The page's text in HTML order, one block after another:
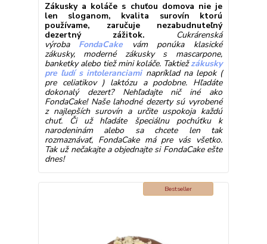
Zákusky a koláče s chuťou domova nie je
len sloganom, kvalita surovín ktorú
používame, zaručuje nezabudnuteľný
dezertný zážitok. Cukrárenská
výroba
FondaCake vám ponúka klasické
zákusky, moderné zákusky s mascarpone,
banketky alebo tiež mini koláče. Taktiežzákusky
pre ľudí s intoleranciaminapríklad na lepok (
pre celiatikov ) laktózu a podobne. Hľadáte
dokonalý dezert? Nehľadajte nič iné ako
FondaCake! Naše lahodné dezerty sú vyrobené
z najlepších surovín a určite uspokoja každú
chuť. Či už hľadáte špeciálnu pochúťku k
narodeninám alebo sa chcete len tak
rozmaznávať, FondaCake má pre vás všetko.
Tak už nečakajte a objednajte si FondaCake ešte
dnes!
Bestseller